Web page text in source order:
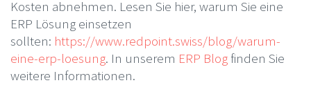
Kosten abnehmen. Lesen Sie hier, warum Sie eine
ERP Lösung einsetzen
sollten: https://www.redpoint.swiss/blog/warum-
eine-erp-loesung. In unserem ERP Blogfinden Sie
weitere Informationen.